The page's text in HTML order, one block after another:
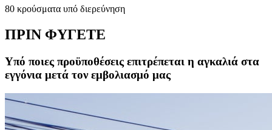
80 κρούσματα υπό διερεύνηση
ΠΡΙΝ ΦΥΓΕΤΕ
Υπό ποιες προϋποθέσεις επιτρέπεται η αγκαλιά στα
εγγόνια μετά τον εμβολιασμό μας